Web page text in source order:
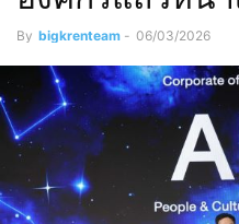
By bigkrenteam - 06/03/2026